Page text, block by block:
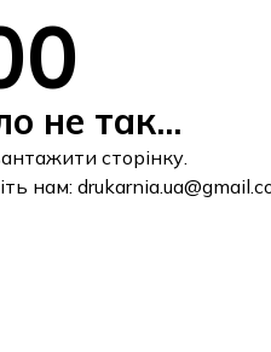
не так...
сторінку.
нам: